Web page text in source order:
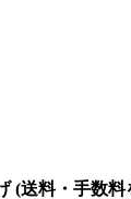
(送料・手数